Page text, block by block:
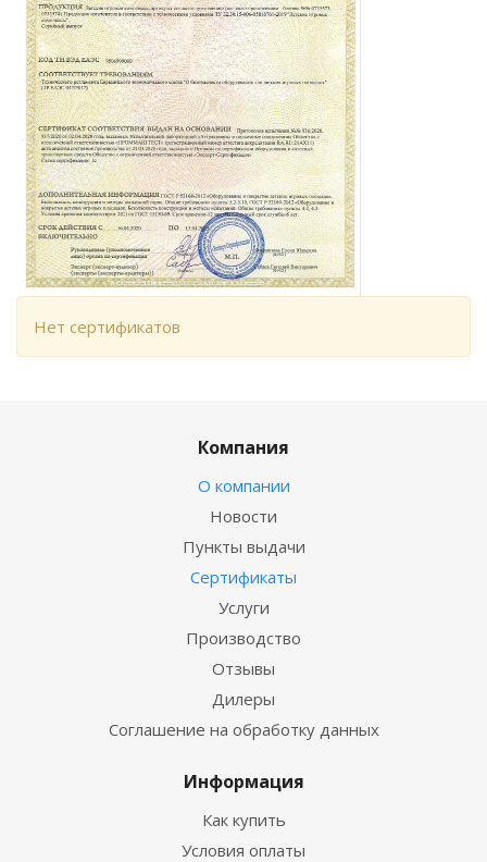
Нет сертификатов
Компания
О компании
Новости
Пункты выдачи
Сертификаты
Услуги
Производство
Отзывы
Дилеры
Соглашение на обработку данных
Информация
Как купить
Условия оплаты